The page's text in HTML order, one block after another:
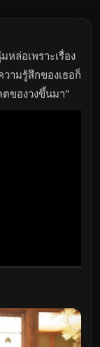
หล่อเพราะเรื่อง
ามรู้สึกของเธอก็
ของวงขึ้นมา”